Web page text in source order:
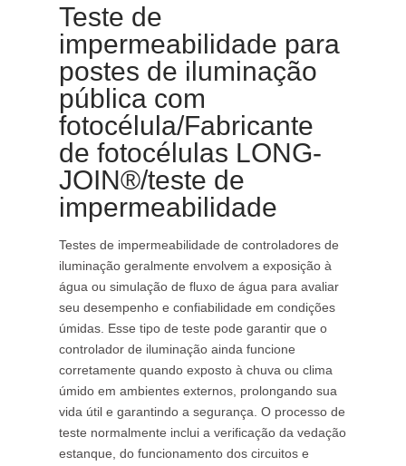
Teste de
impermeabilidade para
postes de iluminação
pública com
fotocélula/Fabricante
de fotocélulas LONG-
JOIN®/teste de
impermeabilidade
Testes de impermeabilidade de controladores de
iluminação geralmente envolvem a exposição à
água ou simulação de fluxo de água para avaliar
seu desempenho e confiabilidade em condições
úmidas. Esse tipo de teste pode garantir que o
controlador de iluminação ainda funcione
corretamente quando exposto à chuva ou clima
úmido em ambientes externos, prolongando sua
vida útil e garantindo a segurança. O processo de
teste normalmente inclui a verificação da vedação
estanque, do funcionamento dos circuitos e